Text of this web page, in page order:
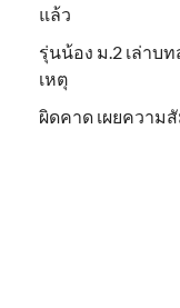
แล้ว
รุ่นน้อง ม.2 เล่าบ
เหตุ
ผิดคาด เผยความ